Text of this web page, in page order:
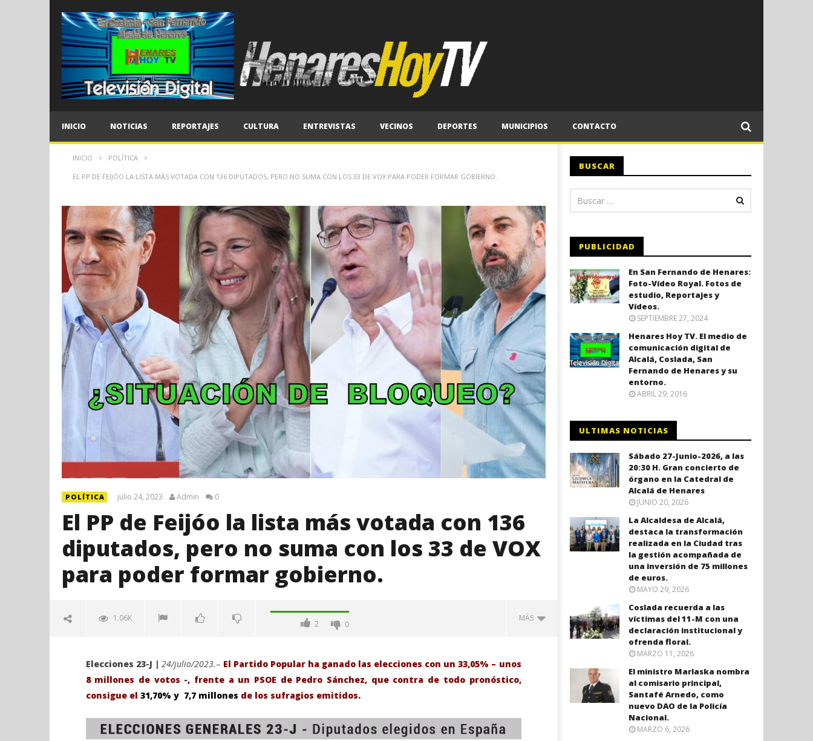
INICIO NOTICIAS REPORTAJES CULTURA ENTREVISTAS VECINOS DEPORTES MUNICIPIOS CONTACTO
INICIO POLÍTICA
EL PP DE FEIJÓO LA LISTA MÁS VOTADA CON 136 DIPUTADOS, PERO NO SUMA CON LOS 33 DE VOX PARA PODER FORMAR GOBIERNO.
POLÍTICA julio 24, 2023 Admin 0
El PP de Feijóo la lista más votada con 136
diputados, pero no suma con los 33 de VOX
para poder formar gobierno.
1.06K
2 0
MÁS
Elecciones 23-J | 24/julio/2023.– El Partido Popular ha ganado las elecciones con un 33,05% – unos
8 millones de votos -, frente a un PSOE de Pedro Sánchez, que contra de todo pronóstico,
consigue el 31,70% y 7,7 millones de los sufragios emitidos.
BUSCAR
PUBLICIDAD
En San Fernando de Henares:
Foto-Vídeo Royal. Fotos de
estudio, Reportajes y
Vídeos.
SEPTIEMBRE 27, 2024
Henares Hoy TV. El medio de
comunicación digital de
Alcalá, Coslada, San
Fernando de Henares y su
entorno.
ABRIL 29, 2016
ULTIMAS NOTICIAS
Sábado 27-Junio-2026, a las
20:30 H. Gran concierto de
órgano en la Catedral de
Alcalá de Henares
JUNIO 20, 2026
La Alcaldesa de Alcalá,
destaca la transformación
realizada en la Ciudad tras
la gestión acompañada de
una inversión de 75 millones
de euros.
MAYO 29, 2026
Coslada recuerda a las
víctimas del 11-M con una
declaración institucional y
ofrenda floral.
MARZO 11, 2026
El ministro Marlaska nombra
al comisario principal,
Santafé Arnedo, como
nuevo DAO de la Policía
Nacional.
MARZO 6, 2026